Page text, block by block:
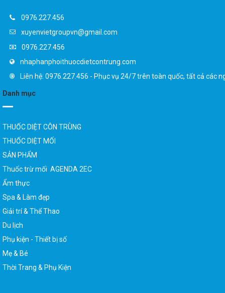
0976.227.456
xuyenvietgroupvn@gmail.com
0976.227.456
nhaphanphoithuocdietcontrung.com
Liên hệ: 0976.227.456 - Phục vụ 24/7 trên toàn quốc, tất cả các
Danh mục
THUỐC DIỆT CÔN TRÙNG
THUỐC DIỆT MỐI
SẢN PHẨM
Thuốc trừ mối AGENDA 2EC
Ẩm thực
Spa & Làm đẹp
Giải trí & Thể Thao
Du lịch
Phụ kiện - Thiết bị số
Mẹ & Bé
Thời Trang & Phụ Kiện